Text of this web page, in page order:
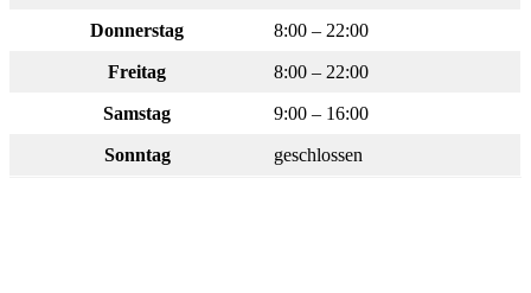
Donnerstag 8:00 – 22:00
Freitag 8:00 – 22:00
Samstag 9:00 – 16:00
Sonntag geschlossen